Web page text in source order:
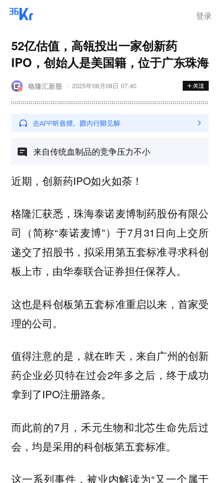
登录
52亿估值，高瓴投出一家创新药
IPO，创始人是美国籍，位于广东珠海
格隆汇新股 2025年08月08日 07:40
来自传统血制品的竞争压力不小
近期，创新药IPO如火如荼！
格隆汇获悉，珠海泰诺麦博制药股份有限公
司（简称“泰诺麦博”）于7月31日向上交所
递交了招股书，拟采用第五套标准寻求科创
板上市，由华泰联合证券担任保荐人。
这也是科创板第五套标准重启以来，首家受
理的公司。
值得注意的是，就在昨天，来自广州的创新
药企业必贝特在过会2年多之后，终于成功
拿到了IPO注册路条。
而此前的7月，禾元生物和北芯生命先后过
会，均是采用的科创板第五套标准。
这一系列事件，被业内解读为“又一个属于